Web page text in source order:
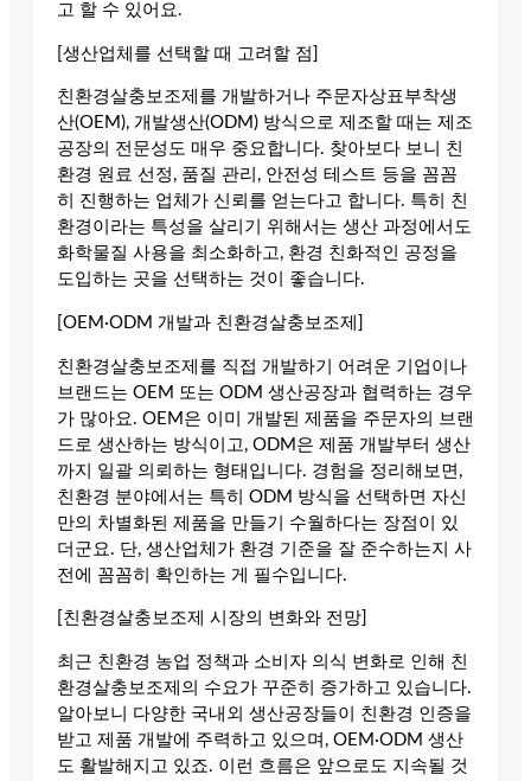
고 할 수 있어요.
[생산업체를 선택할 때 고려할 점]
친환경살충보조제를 개발하거나 주문자상표부착생
산(OEM), 개발생산(ODM) 방식으로 제조할 때는 제조
공장의 전문성도 매우 중요합니다. 찾아보다 보니 친
환경 원료 선정, 품질 관리, 안전성 테스트 등을 꼼꼼
히 진행하는 업체가 신뢰를 얻는다고 합니다. 특히 친
환경이라는 특성을 살리기 위해서는 생산 과정에서도
화학물질 사용을 최소화하고, 환경 친화적인 공정을
도입하는 곳을 선택하는 것이 좋습니다.
[OEM·ODM 개발과 친환경살충보조제]
친환경살충보조제를 직접 개발하기 어려운 기업이나
브랜드는 OEM 또는 ODM 생산공장과 협력하는 경우
가 많아요. OEM은 이미 개발된 제품을 주문자의 브랜
드로 생산하는 방식이고, ODM은 제품 개발부터 생산
까지 일괄 의뢰하는 형태입니다. 경험을 정리해보면,
친환경 분야에서는 특히 ODM 방식을 선택하면 자신
만의 차별화된 제품을 만들기 수월하다는 장점이 있
더군요. 단, 생산업체가 환경 기준을 잘 준수하는지 사
전에 꼼꼼히 확인하는 게 필수입니다.
[친환경살충보조제 시장의 변화와 전망]
최근 친환경 농업 정책과 소비자 의식 변화로 인해 친
환경살충보조제의 수요가 꾸준히 증가하고 있습니다.
알아보니 다양한 국내외 생산공장들이 친환경 인증을
받고 제품 개발에 주력하고 있으며, OEM·ODM 생산
도 활발해지고 있죠. 이런 흐름은 앞으로도 지속될 것